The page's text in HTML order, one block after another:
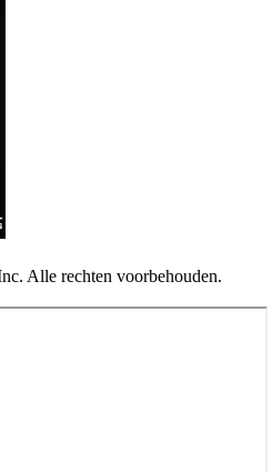
Alle rechten voorbehouden.